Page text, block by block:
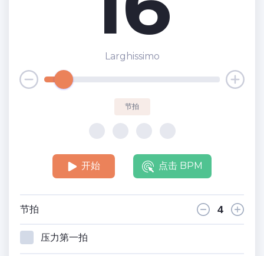
Larghissimo
节拍
开始 点击 BPM
节拍
压力第一拍